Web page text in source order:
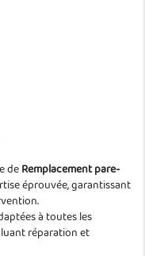
deRemplacement pare-
éprouvée, garantissant
à toutes les
réparation et